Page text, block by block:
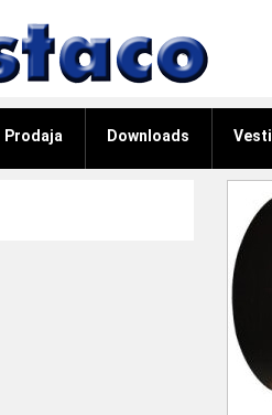
Prodaja Downloads Vesti